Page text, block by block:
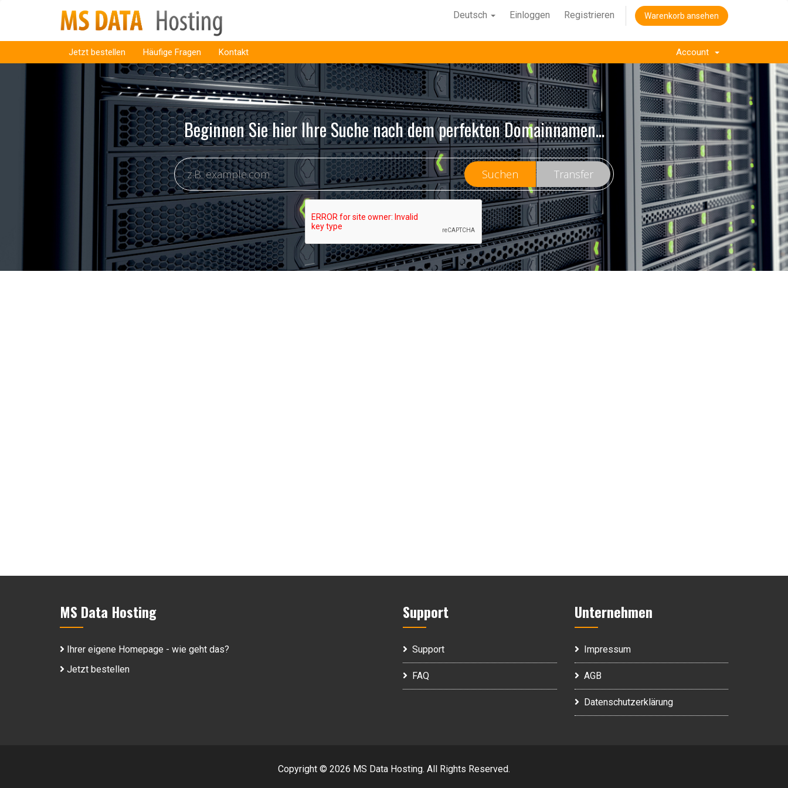
Deutsch Einloggen Registrieren Warenkorb ansehen
Jetzt bestellen Häufige Fragen Kontakt Account
Beginnen Sie hier Ihre Suche nach dem perfekten Domainnamen...
MS Data Hosting
Ihrer eigene Homepage - wie geht das?
Jetzt bestellen
Support
Support
FAQ
Unternehmen
Impressum
AGB
Datenschutzerklärung
Copyright © 2026 MS Data Hosting. All Rights Reserved.